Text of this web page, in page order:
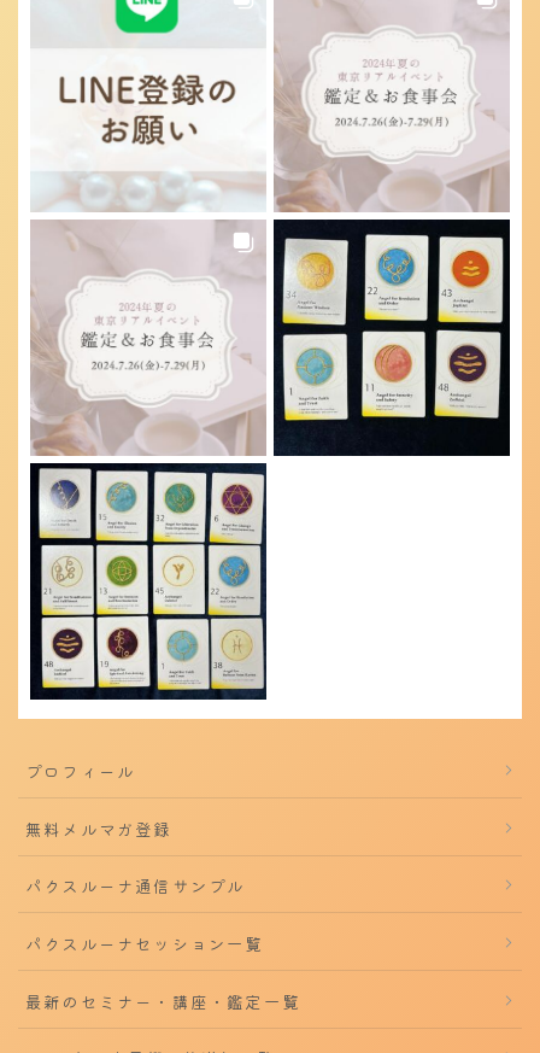
プロフィール
無料メルマガ登録
パクスルーナ通信サンプル
パクスルーナセッション一覧
最新のセミナー・講座・鑑定一覧